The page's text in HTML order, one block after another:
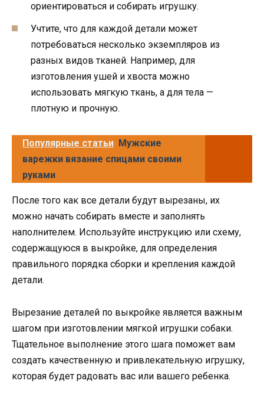
ориентироваться и собирать игрушку.
Учтите, что для каждой детали может
потребоваться несколько экземпляров из
разных видов тканей. Например, для
изготовления ушей и хвоста можно
использовать мягкую ткань, а для тела —
плотную и прочную.
Популярные статьи Мужские
варежки вязание спицами своими
руками
После того как все детали будут вырезаны, их
можно начать собирать вместе и заполнять
наполнителем. Используйте инструкцию или схему,
содержащуюся в выкройке, для определения
правильного порядка сборки и крепления каждой
детали.
Вырезание деталей по выкройке является важным
шагом при изготовлении мягкой игрушки собаки.
Тщательное выполнение этого шага поможет вам
создать качественную и привлекательную игрушку,
которая будет радовать вас или вашего ребенка.